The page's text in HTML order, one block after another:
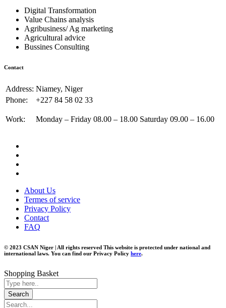
Digital Transformation
Value Chains analysis
Agribusiness/ Ag marketing
Agricultural advice
Bussines Consulting
Contact
Address: Niamey, Niger
Phone:
+227 84 58 02 33
Work: Monday – Friday 08.00 – 18.00 Saturday 09.00 – 16.00
About Us
Termes of service
Privacy Policy
Contact
FAQ
© 2023 CSAN Niger | All rights reserved This website is protected under national and
international laws. You can find our Privacy Policy here.
Shopping Basket